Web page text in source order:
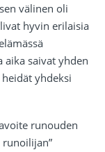
välinen oli
hyvin erilaisia
saivat yhden
yhdeksi
runouden
runoilijan”